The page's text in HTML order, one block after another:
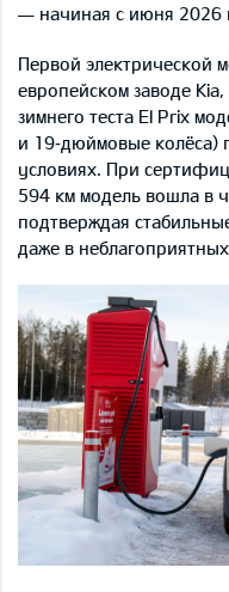
— начиная с июня 2026
Первой электрической
европейском заводе
зимнего теста El Prix
и 19‑дюймовые
условиях. При
594 км модель вошла в
подтверждая
даже в